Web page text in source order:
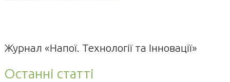
Журнал «Напої. Технології та Інновації»
Останні статті